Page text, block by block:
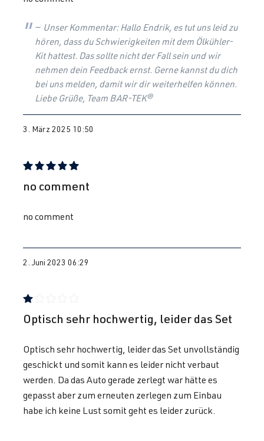
Unser Kommentar: Hallo Endrik, es tut uns leid zu
hören, dass du Schwierigkeiten mit dem Ölkühler-
Kit hattest. Das sollte nicht der Fall sein und wir
nehmen dein Feedback ernst. Gerne kannst du dich
bei uns melden, damit wir dir weiterhelfen können.
Liebe Grüße, Team BAR-TEK®
3. März 2025 10:50
Bewertung mit 5 von 5 Sternen
no comment
no comment
2. Juni 2023 06:29
Bewertung mit 1 von 5 Sternen
Optisch sehr hochwertig, leider das Set
Optisch sehr hochwertig, leider das Set unvollständig
geschickt und somit kann es leider nicht verbaut
werden. Da das Auto gerade zerlegt war hätte es
gepasst aber zum erneuten zerlegen zum Einbau
habe ich keine Lust somit geht es leider zurück.